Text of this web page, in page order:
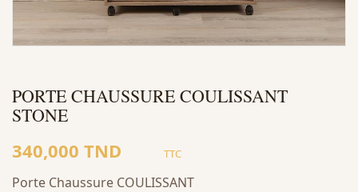
PORTE CHAUSSURE COULISSANT
STONE
340,000 TND TTC
Porte Chaussure COULISSANT